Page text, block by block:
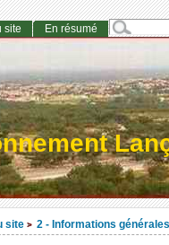
site > 2 - Informations générales
site En résumé